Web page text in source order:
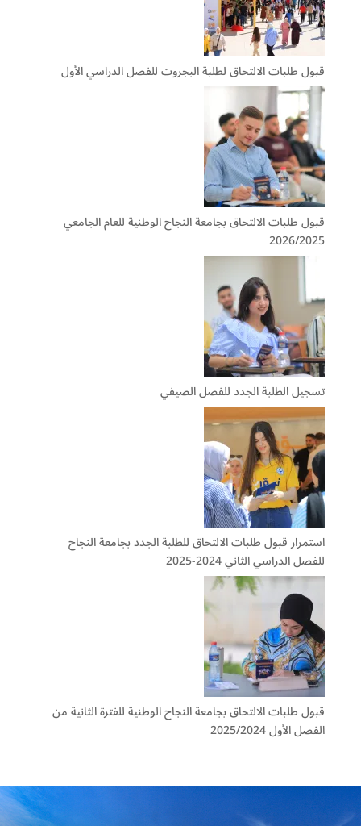
قبول طلبات الالتحاق لطلبة البجروت للفصل الدراسي الأول
قبول طلبات الالتحاق بجامعة النجاح الوطنية للعام الجامعي
2026/2025
تسجيل الطلبة الجدد للفصل الصيفي
استمرار قبول طلبات الالتحاق للطلبة الجدد بجامعة النجاح
للفصل الدراسي الثاني 2024-2025
قبول طلبات الالتحاق بجامعة النجاح الوطنية للفترة الثانية من
الفصل الأول 2025/2024